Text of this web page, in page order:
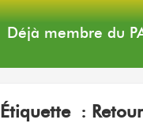
Déjà membre du
Étiquette :